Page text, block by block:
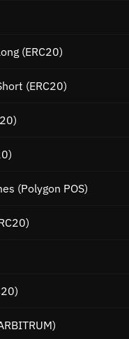
(ERC20)
(ERC20)
(Polygon POS)